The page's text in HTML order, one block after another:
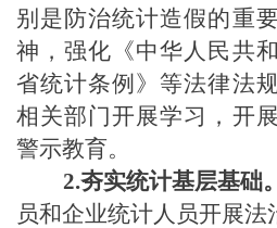
别是防治统计造假的重
神，强化《中华人民共
省统计条例》等法律法
相关部门开展学习， 开展
警示教育。
2.夯实统计基层基础。
员和企业统计人员开展法